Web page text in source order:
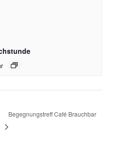
Begegnungstreff Café Brauchbar